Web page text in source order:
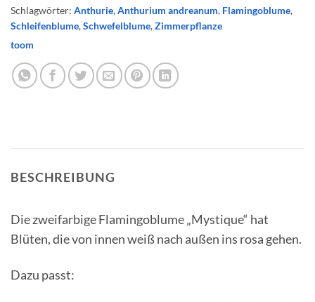
Schlagwörter: Anthurie,Anthurium andreanum, Flamingoblume,
Schleifenblume,Schwefelblume,Zimmerpflanze
toom
BESCHREIBUNG
Die zweifarbige Flamingoblume „Mystique“ hat
Blüten, die von innen weiß nach außen ins rosa gehen.
Dazu passt: